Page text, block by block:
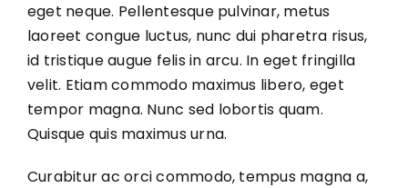
eget neque. Pellentesque pulvinar, metus
laoreet congue luctus, nunc dui pharetra risus,
id tristique augue felis in arcu. In eget fringilla
velit. Etiam commodo maximus libero, eget
tempor magna. Nunc sed lobortis quam.
Quisque quis maximus urna.
Curabitur ac orci commodo, tempus magna a,